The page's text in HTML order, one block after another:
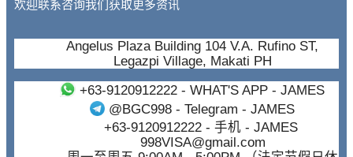
欢迎联系咨询我们获取更多资讯
Angelus Plaza Building 104 V.A. Rufino ST,
Legazpi Village, Makati PH
+63-9120912222- WHAT'S APP - JAMES
@BGC998 - Telegram - JAMES
+63-9120912222- 手机 - JAMES
998VISA@gmail.com